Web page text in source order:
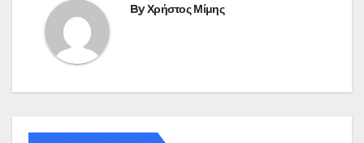
ByΧρήστος Μίμης